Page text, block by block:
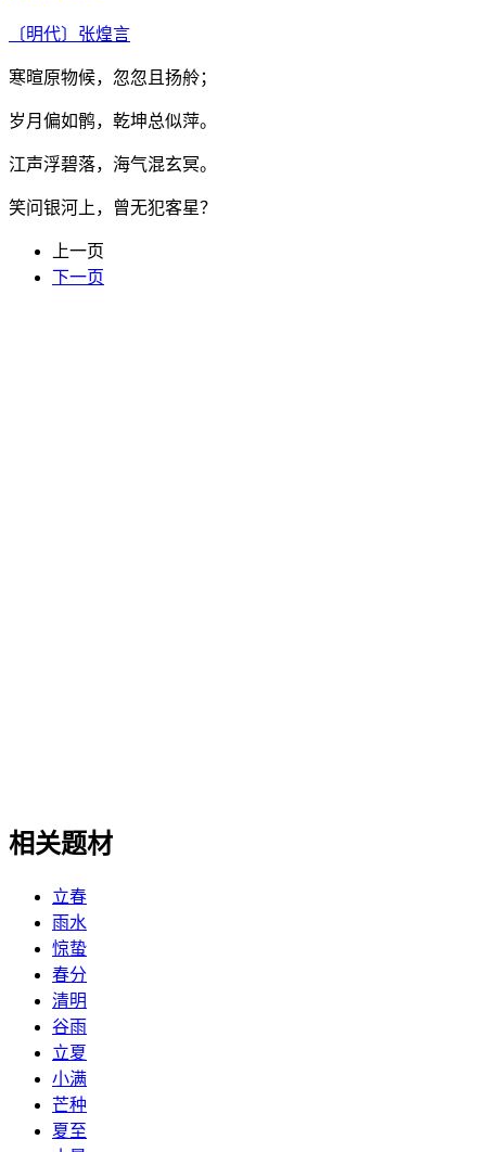
〔明代〕 张煌言
寒暄原物候，忽忽且扬舲；
岁月偏如鹘，乾坤总似萍。
江声浮碧落，海气混玄冥。
笑问银河上，曾无犯客星？
上一页
下一页
相关题材
立春
雨水
惊蛰
春分
清明
谷雨
立夏
小满
芒种
夏至